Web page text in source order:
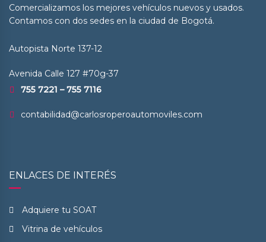
Comercializamos los mejores vehículos nuevos y usados.
Contamos con dos sedes en la ciudad de Bogotá.
Autopista Norte 137-12
Avenida Calle 127 #70g-37
755 7221 – 755 7116
contabilidad@carlosroperoautomoviles.com
ENLACES DE INTERÉS
Adquiere tu SOAT
Vitrina de vehículos